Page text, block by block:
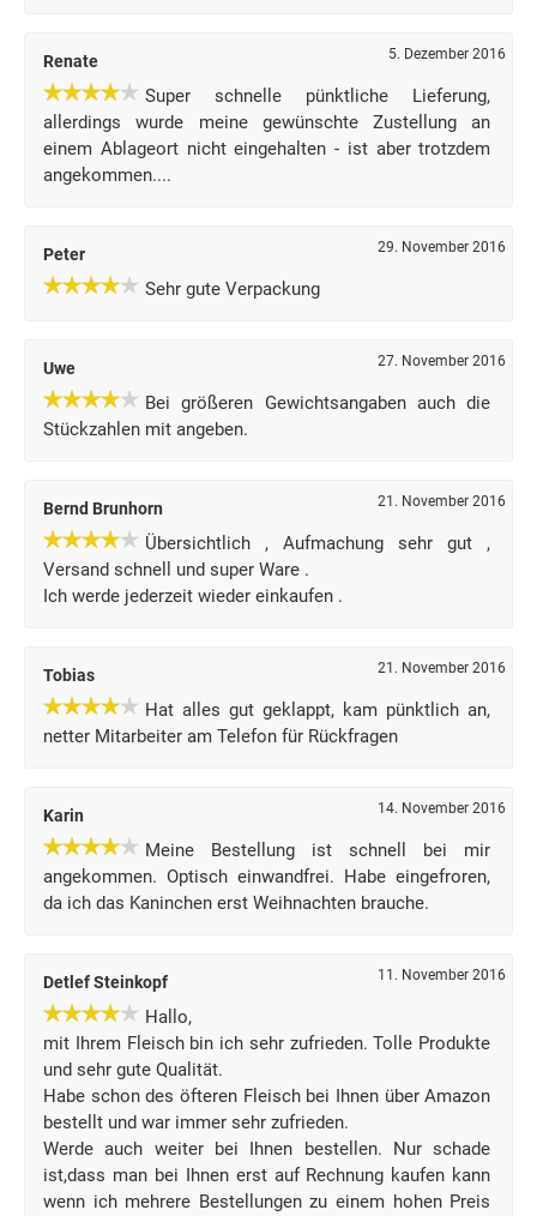
Renate 5. Dezember 2016
Super schnelle pünktliche Lieferung,
allerdings wurde meine gewünschte Zustellung an
einem Ablageort nicht eingehalten - ist aber trotzdem
angekommen....
Peter 29. November 2016
Sehr gute Verpackung
Uwe 27. November 2016
Bei größeren Gewichtsangaben auch die
Stückzahlen mit angeben.
Bernd Brunhorn 21. November 2016
Übersichtlich , Aufmachung sehr gut ,
Versand schnell und super Ware .
Ich werde jederzeit wieder einkaufen .
Tobias 21. November 2016
Hat alles gut geklappt, kam pünktlich an,
netter Mitarbeiter am Telefon für Rückfragen
Karin 14. November 2016
Meine Bestellung ist schnell bei mir
angekommen. Optisch einwandfrei. Habe eingefroren,
da ich das Kaninchen erst Weihnachten brauche.
Detlef Steinkopf 11. November 2016
Hallo,
mit Ihrem Fleisch bin ich sehr zufrieden. Tolle Produkte
und sehr gute Qualität.
Habe schon des öfteren Fleisch bei Ihnen über Amazon
bestellt und war immer sehr zufrieden.
Werde auch weiter bei Ihnen bestellen. Nur schade
ist,dass man bei Ihnen erst auf Rechnung kaufen kann
wenn ich mehrere Bestellungen zu einem hohen Preis